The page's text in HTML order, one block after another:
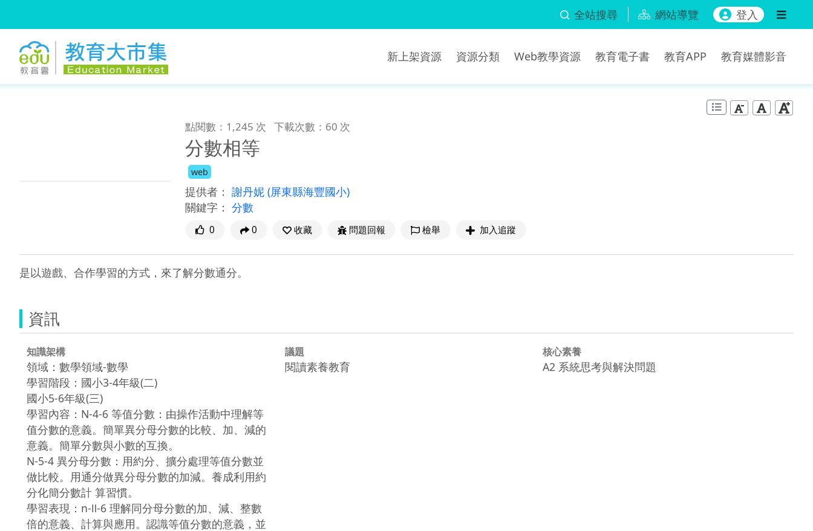
全站搜尋 網站導覽 登入
新上架資源 資源分類 Web教學資源 教育電子書 教育APP 教育媒體影音
點閱數：1,245 次 下載次數：60 次
分數相等
web
提供者： 謝丹妮 (屏東縣海豐國小)
關鍵字： 分數
0 0 收藏 問題回報 檢舉 加入追蹤
是以遊戲、合作學習的方式，來了解分數通分。
資訊
知識架構
領域：數學領域-數學
學習階段：國小3-4年級(二)
國小5-6年級(三)
學習內容：N-4-6 等值分數：由操作活動中理解等
值分數的意義。簡單異分母分數的比較、加、減的
意義。簡單分數與小數的互換。
N-5-4 異分母分數：用約分、擴分處理等值分數並
做比較。用通分做異分母分數的加減。養成利用約
分化簡分數計 算習慣。
學習表現：n-Ⅱ-6 理解同分母分數的加、減、整數
倍的意義、計算與應用。認識等值分數的意義，並
議題
閱讀素養教育
核心素養
A2 系統思考與解決問題